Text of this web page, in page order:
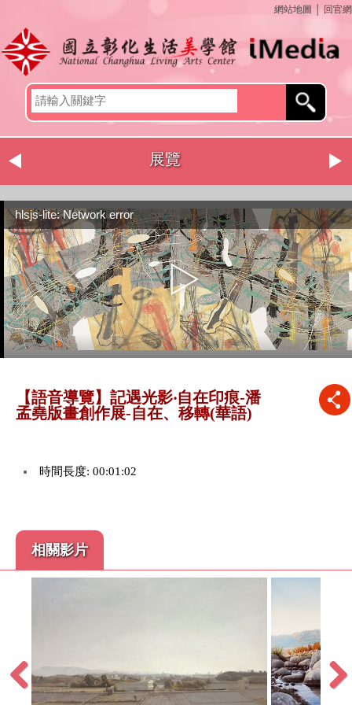
網站地圖 回官網
展覽
hlsjs-lite: Network error
【語音導覽】記遇光影‧自在印痕-潘
孟堯版畫創作展-自在、移轉(華語)
時間長度: 00:01:02
相關影片
Previous